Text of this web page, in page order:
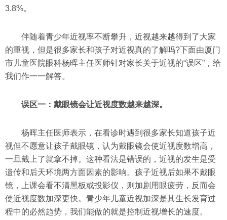
3.8%。
伴随着青少年近视率不断攀升，近视越来越得到了大家
的重视，但是很多家长和孩子对近视真的了解吗?下面由厦门
市儿童医院眼科杨晖主任医师针对家长关于近视的“误区”，给
我们作一一解答。
误区一：戴眼镜会让近视度数越来越深。
杨晖主任医师表示，在看诊时遇到很多家长知道孩子近
视但不愿意让孩子戴眼镜，认为戴眼镜会使近视度数增高，
一旦戴上了就拿不掉。这种看法是错误的，近视的发生是受
遗传和后天环境两方面因素的影响。孩子近视后如果不戴眼
镜，上课会看不清黑板或投影仪，则加剧用眼疲劳，反而会
使近视度数加深更快。青少年儿童近视加深是其生长发育过
程中的必然趋势，我们能做的就是控制近视增长的速度。